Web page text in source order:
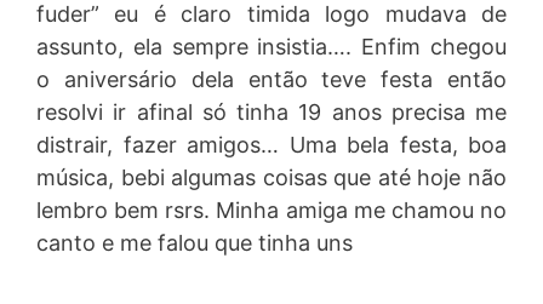
fuder” eu é claro timida logo mudava de
assunto, ela sempre insistia…. Enfim chegou
o aniversário dela então teve festa então
resolvi ir afinal só tinha 19 anos precisa me
distrair, fazer amigos… Uma bela festa, boa
música, bebi algumas coisas que até hoje não
lembro bem rsrs. Minha amiga me chamou no
canto e me falou que tinha uns